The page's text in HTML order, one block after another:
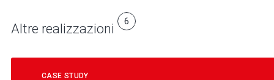
Altre realizzazioni 6
CASE STUDY